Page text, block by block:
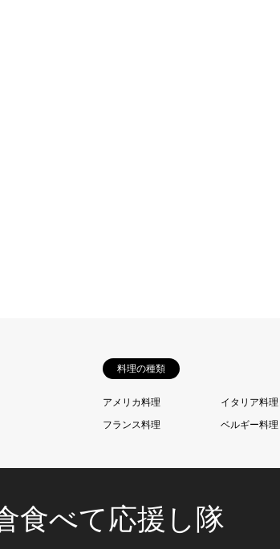
料理の種類
アメリカ料理 イタリア料理
フランス料理
ベルギー料理
食べて応援し隊